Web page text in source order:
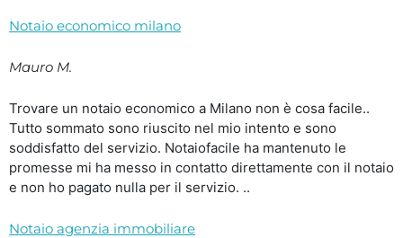
Notaio economico milano
Mauro M.
Trovare un notaio economico a Milano non è cosa facile..
Tutto sommato sono riuscito nel mio intento e sono
soddisfatto del servizio. Notaiofacile ha mantenuto le
promesse mi ha messo in contatto direttamente con il notaio
e non ho pagato nulla per il servizio. ..
Notaio agenzia immobiliare